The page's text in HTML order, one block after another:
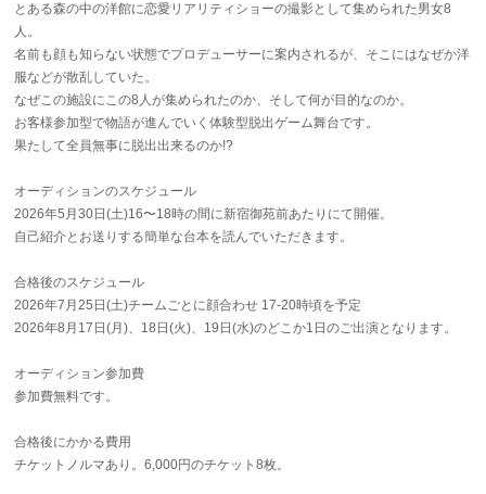
とある森の中の洋館に恋愛リアリティショーの撮影として集められた男女8
人。
名前も顔も知らない状態でプロデューサーに案内されるが、そこにはなぜか洋
服などが散乱していた。
なぜこの施設にこの8人が集められたのか、そして何が目的なのか。
お客様参加型で物語が進んでいく体験型脱出ゲーム舞台です。
果たして全員無事に脱出出来るのか!?
オーディションのスケジュール
2026年5月30日(土)16〜18時の間に新宿御苑前あたりにて開催。
自己紹介とお送りする簡単な台本を読んでいただきます。
合格後のスケジュール
2026年7月25日(土)チームごとに顔合わせ 17-20時頃を予定
2026年8月17日(月)、18日(火)、19日(水)のどこか1日のご出演となります。
オーディション参加費
参加費無料です。
合格後にかかる費用
チケットノルマあり。6,000円のチケット8枚。